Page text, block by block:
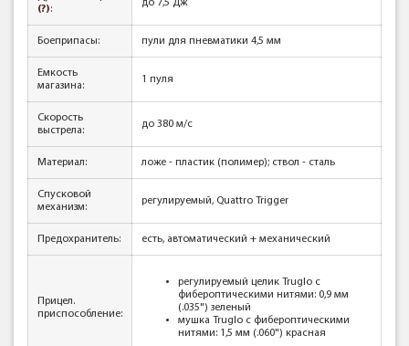
(?):
до 7,5 Дж
Боеприпасы: пули для пневматики 4,5 мм
Емкость
магазина:
1 пуля
Скорость
выстрела:
до 380 м/с
Материал: ложе - пластик (полимер); ствол - сталь
Спусковой
механизм:
регулируемый, Quattro Trigger
Предохранитель: есть, автоматический + механический
Прицел.
приспособление:
регулируемый целик Truglo с
фибероптическими нитями: 0,9 мм
(.035") зеленый
мушка Truglo с фибероптическими
нитями: 1,5 мм (.060") красная